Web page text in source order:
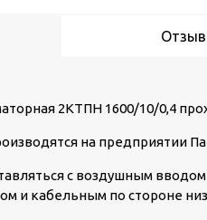
2КТПН 1600/10/0,4
на предприятии
с воздушным
и кабельным по стороне